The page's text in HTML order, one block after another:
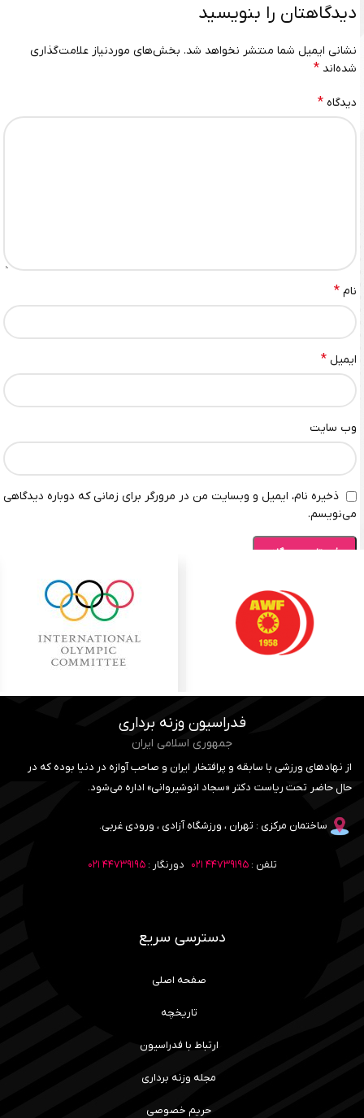
دیدگاهتان را بنویسید
نشانی ایمیل شما منتشر نخواهد شد. بخش‌های موردنیاز علامت‌گذاری
شده‌اند *
دیدگاه *
نام *
ایمیل *
وب‌ سایت
ذخیره نام، ایمیل و وبسایت من در مرورگر برای زمانی که دوباره دیدگاهی
می‌نویسم.
فدراسیون وزنه برداری
جمهوری اسلامی ایران
از نهادهای ورزشی با سابقه و پرافتخار ایران و صاحب آوازه در دنیا بوده که در
حال حاضر تحت ریاست دکتر «سجاد انوشیروانی» اداره می‌شود.
ساختمان مرکزی : تهران ، ورزشگاه آزادی ، ورودی غربی.
تلفن :۴۴۷۳۹۱۹۵ ۰۲۱ دورنگار :۴۴۷۳۹۱۹۵ ۰۲۱
دسترسی سریع
صفحه اصلی
تاریخچه
ارتباط با فدراسیون
مجله وزنه برداری
حریم خصوصی